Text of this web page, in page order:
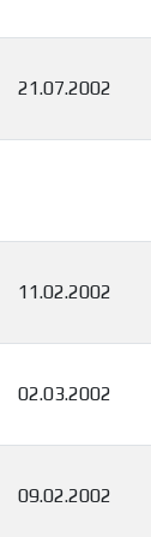
21.07.2002
11.02.2002
02.03.2002
09.02.2002